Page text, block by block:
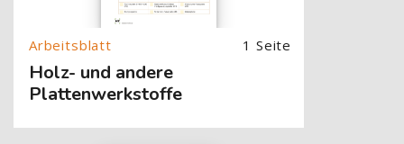
1 Seite
Holz- und andere
Plattenwerkstoffe